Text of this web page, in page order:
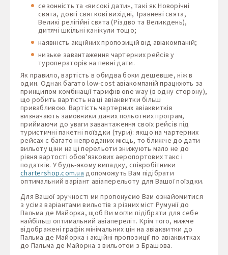
сезонність та «високі дати», такі як Новорічні
свята, довгі святкові вихідні, Травневі свята,
Великі релігійні свята (Різдво та Великдень),
дитячі шкільні канікули тощо;
наявність акційних пропозицій від авіакомпаній;
низьке завантаження чартерних рейсів у
туроператорів на певні дати.
Як правило, вартість в обидва боки дешевше, ніж в
один. Однак багато low-cost авіакомпаній працюють за
принципом комбінації тарифів one way (в одну сторону),
що робить вартість на ці авіаквитки більш
привабливою. Вартість чартерних авіаквитків
визначають замовники даних польотних програм,
приймаючи до уваги завантаження своїх рейсів під
туристичні пакетні поїздки (тури): якщо на чартерних
рейсах є багато непроданих місць, то ближче до дати
вильоту ціни на ці перельоти знижують мало не до
рівня вартості обов'язкових аеропортових такс і
податків. У будь-якому випадку, співробітники
chartershop.com.ua допоможуть Вам підібрати
оптимальний варіант авіаперельоту для Вашої поїздки.
Для Вашої зручності ми пропонуємо Вам ознайомитися
з усіма варіантами вильотів з різних міст Румунії до
Пальма де Майорка, щоб Ви могли підібрати для себе
найбільш оптимальний авіапереліт. Крім того, нижче
відображені графік мінімальних цін на авіаквитки до
Пальма де Майорка і акційні пропозиції по авіаквитках
до Пальма де Майорка з вильотом з Брашова.